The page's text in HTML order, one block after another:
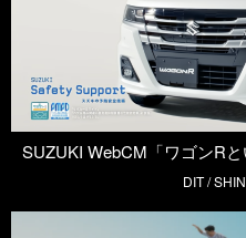
SUZUKI WebCM「ワゴンR
DIT /